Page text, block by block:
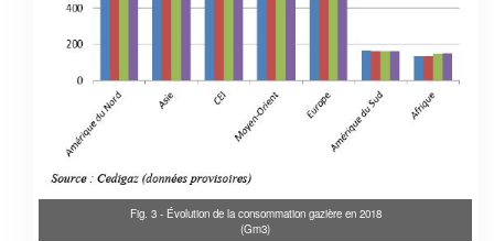
Fig. 3 - Évolution de la consommation gazière en 2018
(Gm3)